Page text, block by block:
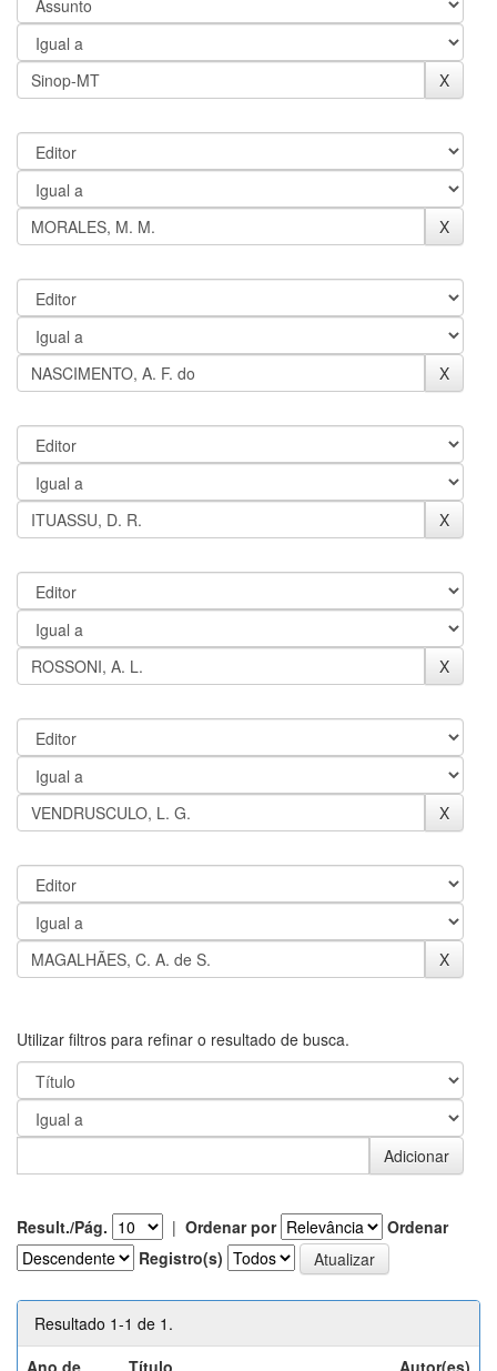
Utilizar filtros para refinar o resultado de busca.
Result./Pág. | Ordenar por
Ordenar
Registro(s)
Resultado 1-1 de 1.
Ano de
Título Autor(es)